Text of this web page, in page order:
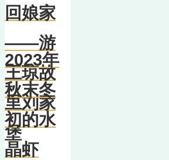
回娘家
——游
王琼故
里刘家
堡
2023年
秋末冬
初的水
晶虾